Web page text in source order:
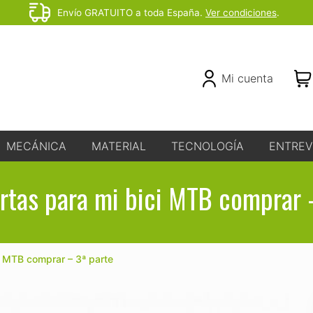
Before
Envío GRATUITO a toda España. Ver condiciones.
Header
RightMi cuenta
MECÁNICA MATERIAL TECNOLOGÍA
para mi bici MTB
comprar – 3ª parte